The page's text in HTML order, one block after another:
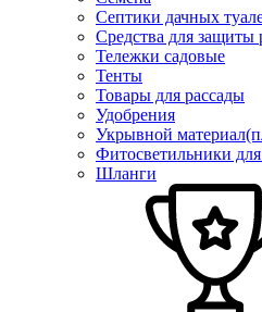
Септики дачных
Средства для защиты
Тележки садовые
Тенты
Товары для рассады
Удобрения
Укрывной
Фитосветильники
Шланги